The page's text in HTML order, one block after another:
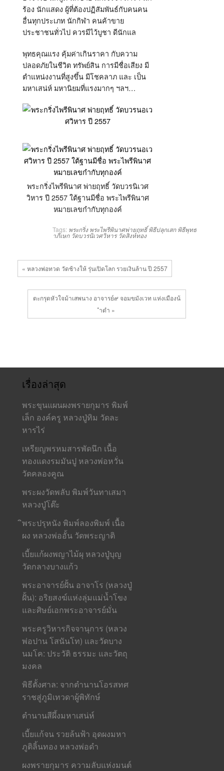
ร้อง นักแสดง ผู้ที่ต้องปฏิสัมพันธ์กับคนคน
อื่นทุกประเภท นักกิฬา คนค้าขาย
ประชาชนทั่วไป ควรมีไว้บูชา ดีนักแล
พุทธคุณแรง คุ้มค่าเกินราคา กับความ
ปลอดภัยในชีวิต ทรัพย์สิน การมีชื่อเสียง มี
ตำแหน่งงานที่สูงขึ้น มีโชคลาภ และ เป็น
มหาเสน่ห์ มหานิยมที่แรงมากๆ ฯลฯ…
พระกริ่งไพรีพินาศ พ่ายฤทธิ์ วัดบวรนิเวศ
วิหาร ปี 2557 ใต้ฐานมีชื่อ พระไพรีพินาศ
หมายเลขกำกับทุกองค์
Tags: พระกริ่ง พระไพรีพินาศพ่ายฤทธิ์ พิธีปลุกเสก พิธีพุทธ
าภิเษก วัดบวรนิเวศวิหาร วัดสิงห์ทอง
« หลวงพ่อทวด วัดช้างให้ รุ่นเปิดโลก รวยเงินล้าน ปี 2557
ตะกรุดหัวใจม้าเสพนาง อาจารย์๙ จอมขมังเวท แห่งเมืองน้
ำดำ »
เรื่องล่าสุด
พระขุนแผนผงพรายกุมาร พิมพ์
เล็ก องค์ครู หลวงปู่ทิม วัดละ
หารไร่
เหรียญพรหมสารพัดนึก เนื้อ
ทองแดงรมมันปู หลวงพ่อหวั่น
วัดคลองคูณ
พระผงวัดพลับ พิมพ์วันทาเสมา
หลวงปู่โต๊ะ
ิพระปรุหนัง พิมพ์ลองพิมพ์ เนื้อ
ผง หลวงพ่ออั้น วัดพระญาติ
เบี้ยแก้ผงพญาไม้ผุ หลวงปู่บุญ
วัดกลางบางแก้ว
พระอาจารย์ฝั้น อาจาโร (หลวงปู่
ฝั้น): อริยสงฆ์แห่งลุ่มแม่น้ำโขง
และศิษย์เอกพระอาจารย์มั่น
พระครูวิหารกิจจานุการ (หลวง
พ่อปาน โสนันโท) และวัดบาง
นมโค: ประวัติ ธรรมะ และวัตถุ
มงคล
พิธีตั้งศาล: จากตำนานโอรสทศ
ราชสู่ภูมิเทวดาผู้พิทักษ์
ตำนานสีผึ้งมหาเสน่ห์
เบี้ยแก้จน รวยล้นฟ้า อุดผงมหา
ภูติลิ้นทอง หลวงพ่อดำ
ผงพรายกุมาร ความลับแห่งมนต์